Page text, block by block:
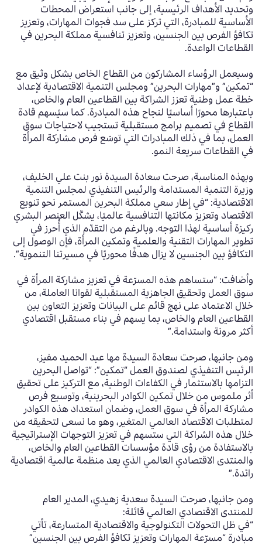
وتحديد الأهداف الرئيسية، إلى جانب استعراض المحطات
الأساسية للمبادرة، التي تركز على سد فجوات المهارات، وتعزيز
تكافؤ الفرص بين الجنسين، وتعزيز تنافسية مملكة البحرين في
القطاعات الواعدة.
وسيعمل الرؤساء المشاركون من القطاع الخاص بشكل وثيق مع
“تمكين” و”مهارات البحرين” ومجلس التنمية الاقتصادية لإعداد
خطة عمل وطنية تعزز الشراكة بين القطاعين العام والخاص،
باعتبارها محورًا أساسيًا لنجاح هذه المبادرة. كما سيُسهم قادة
القطاع في تصميم برامج مستقبلية تستجيب لاحتياجات سوق
العمل، بما في ذلك المبادرات التي توسّع فرص مشاركة المرأة
في القطاعات سريعة النمو.​
وبهذه المناسبة، صرحت سعادة السيدة نور بنت علي الخليف،
وزيرة التنمية المستدامة والرئيس التنفيذي لمجلس التنمية
الاقتصادية: “في إطار سعي مملكة البحرين المستمر نحو تنويع
الاقتصاد وتعزيز مكانتها التنافسية عالميًا، يشكّل العنصر البشري
ركيزة أساسية لهذا التوجه. وبالرغم من التقدّم الذي أُحرز في
تطوير المهارات التقنية والعلمية وتمكين المرأة، فإن الوصول إلى
التكافؤ بين الجنسين لا يزال هدفًا محوريًا في مسيرتنا التنموية”.
وأضافت: “ستساهم هذه المسرّعة في تعزيز مشاركة المرأة في
سوق العمل وتحقيق الجاهزية المستقبلية لقوانا العاملة، من
خلال الاعتماد على نهج قائم على البيانات وتعزيز التعاون بين
القطاعين العام والخاص، بما يسهم في بناء مستقبل اقتصادي
أكثر مرونة واستدامة.”
ومن جانبها، صرحت سعادة السيدة مها عبد الحميد مفيز،
الرئيس التنفيذي لصندوق العمل “تمكين”: “تواصل البحرين
التزامها بالاستثمار في الكفاءات الوطنية، مع التركيز على تحقيق
أثر ملموس من خلال تمكين الكوادر البحرينية، وتوسيع فرص
مشاركة المرأة في سوق العمل، وضمان استعداد هذه الكوادر
لمتطلبات الاقتصاد العالمي المتغير، وهو ما نسعى لتحقيقه من
خلال هذه الشراكة التي ستسهم في تعزيز التوجهات الإستراتيجية
بالاستفادة من رؤى قادة مؤسسات القطاعين العام والخاص،
والمنتدى الاقتصادي العالمي الذي يعد منظمة عالمية اقتصادية
رائدة.”
ومن جانبها، صرحت السيدة سعدية زهيدي، المدير العام
للمنتدى الاقتصادي العالمي قائلة:
“في ظل التحولات التكنولوجية والاقتصادية المتسارعة، تأتي
مبادرة “مسرّعة المهارات وتعزيز تكافؤ الفرص بين الجنسين”